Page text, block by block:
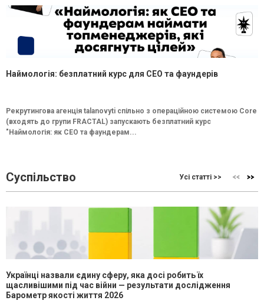
Наймологія: безплатний курс для CEO та фаундерів
Рекрутингова агенція talanovyti спільно з операційною системою Core
(входять до групи FRACTAL) запускають безплатний курс
"Наймологія: як СEO та фаундерам...
Суспільство Усі статті >>
Українці назвали єдину сферу, яка досі робить їх
щасливішими під час війни — результати дослідження
Барометр якості життя 2026